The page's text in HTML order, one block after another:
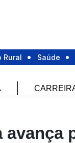
Rural Saúde
avança